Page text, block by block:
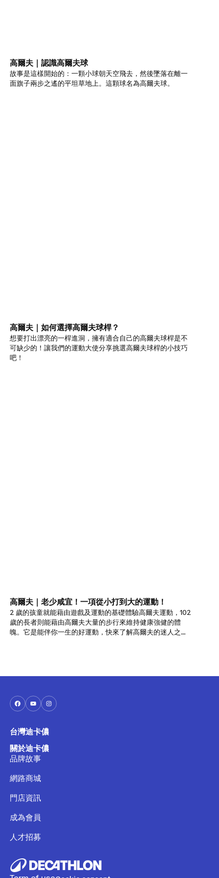
高爾夫｜認識高爾夫球
故事是這樣開始的：一顆小球朝天空飛去，然後墜落在離一
面旗子兩步之遙的平坦草地上。這顆球名為高爾夫球。
高爾夫｜如何選擇高爾夫球桿？
想要打出漂亮的一桿進洞，擁有適合自己的高爾夫球桿是不
可缺少的！讓我們的運動大使分享挑選高爾夫球桿的小技巧
吧！
高爾夫｜老少咸宜！一項從小打到大的運動！
2 歲的孩童就能藉由遊戲及運動的基礎體驗高爾夫運動，102
歲的長者則能藉由高爾夫大量的步行來維持健康強健的體
魄。它是能伴你一生的好運動，快來了解高爾夫的迷人之
台灣迪卡儂
關於迪卡儂
品牌故事
網路商城
門店資訊
成為會員
人才招募